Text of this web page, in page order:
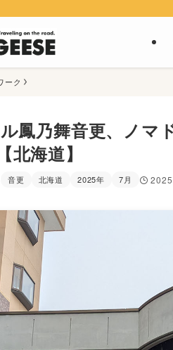
ーク
鳳乃舞音更、ノマ
北海道】
音更 北海道 2025年 7月